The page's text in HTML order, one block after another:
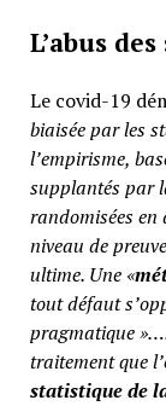
L’abus
Le covid-19
biaisée par les
l’empirisme,
supplantés par
randomisées
niveau de
ultime. Une «
tout défaut
pragmatique
traitement que
statistique de